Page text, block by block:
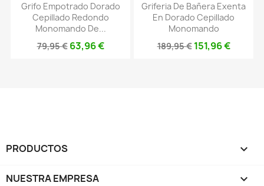
Grifo Empotrado Dorado
Cepillado Redondo
Monomando De...
79,95 € 63,96 €
Griferia De Bañera Exenta
En Dorado Cepillado
Monomando
189,95 € 151,96 €
PRODUCTOS 
NUESTRA EMPRESA 